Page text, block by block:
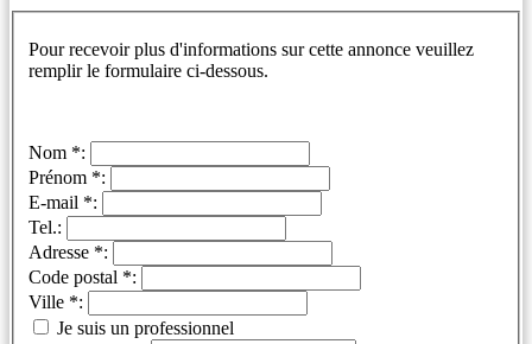
Pour recevoir plus d'informations sur cette annonce veuillez
remplir le formulaire ci-dessous.
Nom *:
Prénom *:
E-mail *:
Tel.:
Adresse *:
Code postal *:
Ville *:
Je suis un professionnel